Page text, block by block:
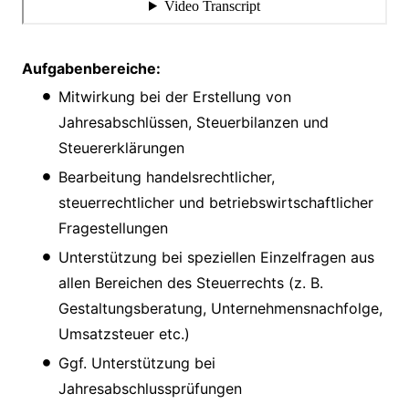
Aufgabenbereiche:
Mitwirkung bei der Erstellung von
Jahresabschlüssen, Steuerbilanzen und
Steuererklärungen
Bearbeitung handelsrechtlicher,
steuerrechtlicher und betriebswirtschaftlicher
Fragestellungen
Unterstützung bei speziellen Einzelfragen aus
allen Bereichen des Steuerrechts (z. B.
Gestaltungsberatung, Unternehmensnachfolge,
Umsatzsteuer etc.)
Ggf. Unterstützung bei
Jahresabschlussprüfungen